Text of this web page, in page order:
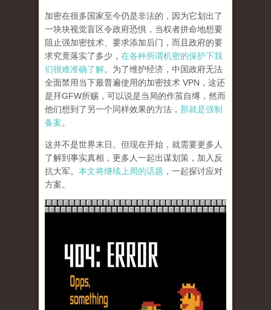
加密在很多国家至今仍是非法的，因为它划出了
一块块视觉盲区令政府恐惧，当权者拼命地想要
阻止强加密技术、要求添加后门，而且政府的要
求究竟落实了多少， 在各种所谓机密的保护下我
们很难准确了解。为了维护经济，中国政府无法
全面禁用当下最普遍使用的加密技术 VPN，这还
是拜GFW所赐，可以说是当局的作茧自缚，然而
他们想到了另一个同样效果的方法， 那就是强制
备案。
这并不是世界末日。但现在开始，就需要更多人
了解到事实真相，更多人一起出谋划策，加入反
抗大军。 本文将继续上周的话题 ，一起探讨应对
方案。